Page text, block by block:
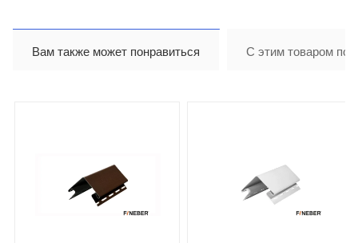
Вам также может понравиться С этим товаром